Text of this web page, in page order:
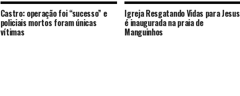
Castro: operação foi “sucesso” e
policiais mortos foram únicas
vítimas
Igreja Resgatando Vidas para Jesus
é inaugurada na praia de
Manguinhos